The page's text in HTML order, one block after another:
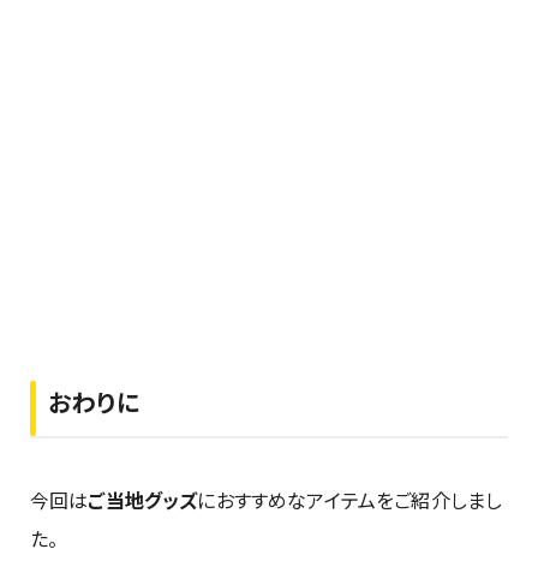
おわりに
今回はご当地グッズにおすすめなアイテムをご紹介しまし
た。